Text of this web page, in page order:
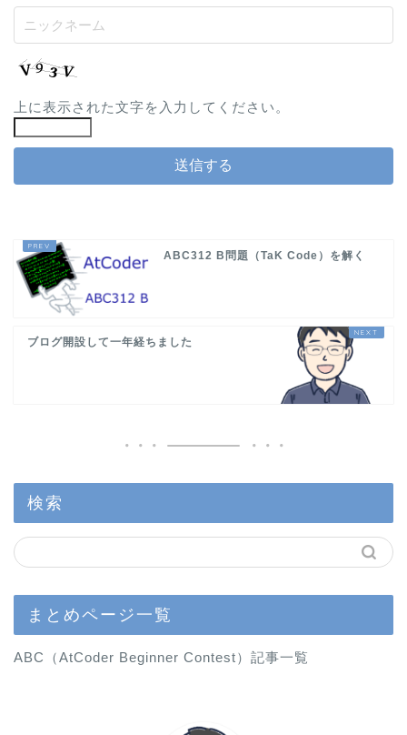
上に表示された文字を入力してください。
ABC312 B問題（TaK Code）を解く
ブログ開設して一年経ちました
検索
まとめページ一覧
ABC（AtCoder Beginner Contest）記事一覧